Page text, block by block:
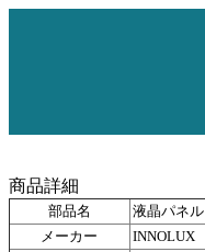
商品詳細
部品名
液晶パネル
メーカー
INNOLUX